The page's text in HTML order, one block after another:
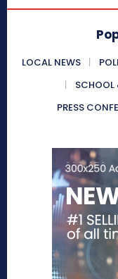
LOCAL NEWS
SCHOOL
PRESS